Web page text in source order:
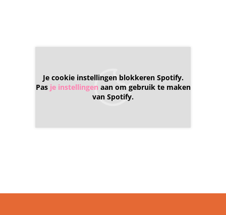
Je cookie instellingen blokkeren Spotify.
Pas je instellingen aan om gebruik te maken
van Spotify.